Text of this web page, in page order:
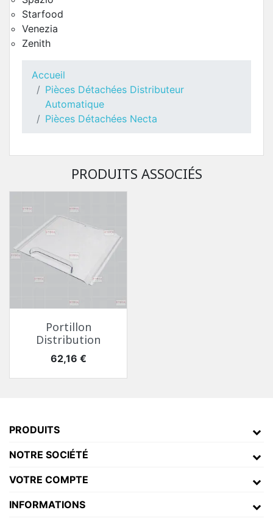
Porte Côté Intérieur Venezia
Pièces Détachées Distributeur Automatique
Porte Côté Intérieur Necta Kikko Ry
Starfood
Venezia
Zenith
Accueil
Pièces Détachées Distributeur
Automatique
Pièces Détachées Necta
PRODUITS ASSOCIÉS
Portillon
Distribution
Prix
62,16 €
PRODUITS
NOTRE SOCIÉTÉ
VOTRE COMPTE
INFORMATIONS